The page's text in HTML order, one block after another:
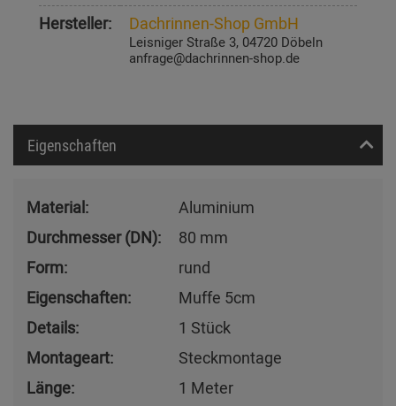
Hersteller: Dachrinnen-Shop GmbH
Leisniger Straße 3, 04720 Döbeln
anfrage@dachrinnen-shop.de
Eigenschaften
Material:
Aluminium
Durchmesser (DN):
80 mm
Form:
rund
Eigenschaften:
Muffe 5cm
Details:
1 Stück
Montageart:
Steckmontage
Länge:
1 Meter